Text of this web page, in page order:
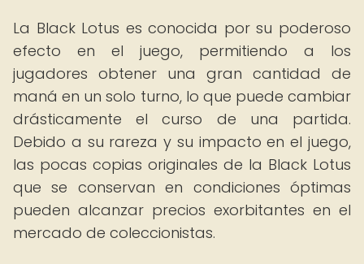
La Black Lotus es conocida por su poderoso
efecto en el juego, permitiendo a los
jugadores obtener una gran cantidad de
maná en un solo turno, lo que puede cambiar
drásticamente el curso de una partida.
Debido a su rareza y su impacto en el juego,
las pocas copias originales de la Black Lotus
que se conservan en condiciones óptimas
pueden alcanzar precios exorbitantes en el
mercado de coleccionistas.